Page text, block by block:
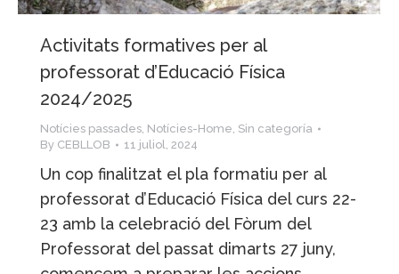
Activitats formatives per al
professorat d’Educació Física
2024/2025
Notícies passades, Notícies-Home, Sin categoría
By CEBLLOB 11 juliol, 2024
Un cop finalitzat el pla formatiu per al
professorat d’Educació Física del curs 22-
23 amb la celebració del Fòrum del
Professorat del passat dimarts 27 juny,